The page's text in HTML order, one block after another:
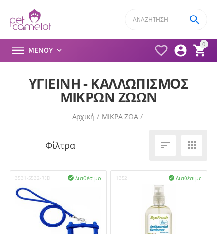
0




 ΜΕΝΟΎ 
ΥΓΙΕΙΝΗ - ΚΑΛΛΩΠΙΣΜΟΣ
ΜΙΚΡΩΝ ΖΩΩΝ
Αρχική / ΜΙΚΡΑ ΖΩΑ /
 
3531-5532-RED Διαθέσιμο
 1352 Διαθέσιμο
